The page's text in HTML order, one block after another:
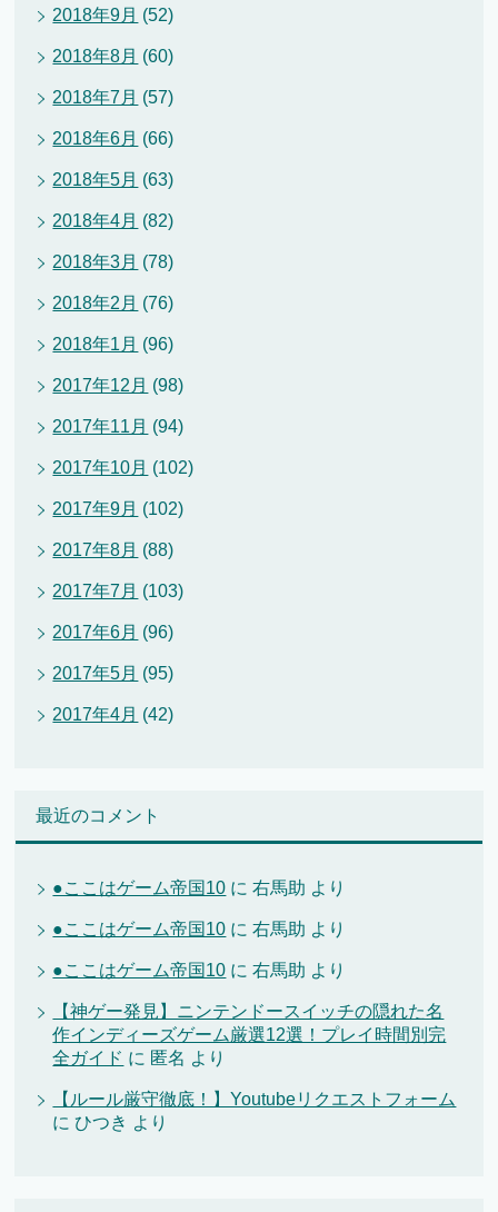
2018年9月 (52)
2018年8月 (60)
2018年7月 (57)
2018年6月 (66)
2018年5月 (63)
2018年4月 (82)
2018年3月 (78)
2018年2月 (76)
2018年1月 (96)
2017年12月 (98)
2017年11月 (94)
2017年10月 (102)
2017年9月 (102)
2017年8月 (88)
2017年7月 (103)
2017年6月 (96)
2017年5月 (95)
2017年4月 (42)
最近のコメント
●ここはゲーム帝国10 に右馬助 より
●ここはゲーム帝国10 に右馬助 より
●ここはゲーム帝国10 に右馬助 より
【神ゲー発見】ニンテンドースイッチの隠れた名
作インディーズゲーム厳選12選！プレイ時間別完
全ガイド に 匿名 より
【ルール厳守徹底！】Youtubeリクエストフォーム
にひつき より